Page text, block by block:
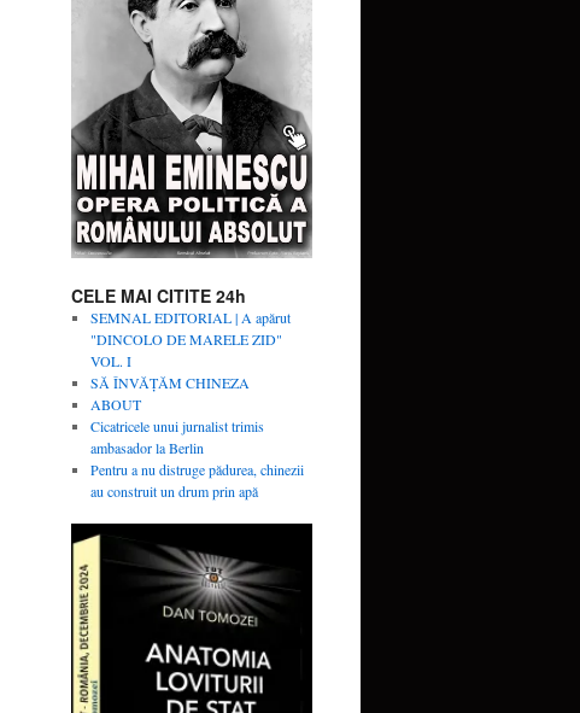
CELE MAI CITITE 24h
SEMNAL EDITORIAL | A apărut
"DINCOLO DE MARELE ZID"
VOL. I
SĂ ÎNVĂŢĂM CHINEZA
ABOUT
Cicatricele unui jurnalist trimis
ambasador la Berlin
Pentru a nu distruge pădurea, chinezii
au construit un drum prin apă